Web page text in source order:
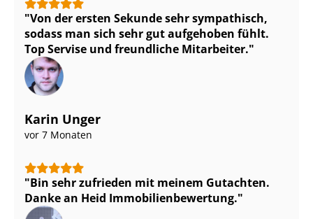
Von der ersten Sekunde sehr sympathisch,
sodass man sich sehr gut aufgehoben fühlt.
Top Servise und freundliche Mitarbeiter.
Karin Unger
vor 7 Monaten
Bin sehr zufrieden mit meinem Gutachten.
Danke an Heid Im­mo­bi­li­en­be­wer­tung.